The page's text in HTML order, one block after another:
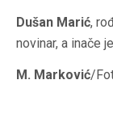
Dušan Marić,
novinar, a inače
M. Marković/